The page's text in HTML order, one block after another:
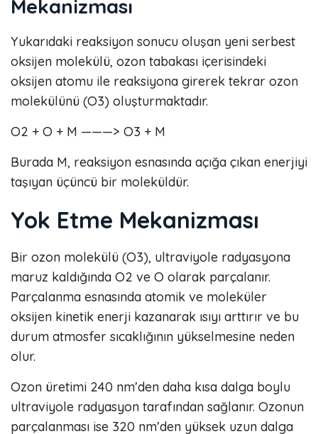
Mekanizması
Yukarıdaki reaksiyon sonucu oluşan yeni serbest
oksijen molekülü, ozon tabakası içerisindeki
oksijen atomu ile reaksiyona girerek tekrar ozon
molekülünü (O3) oluşturmaktadır.
O2 + O + M ———> O3 + M
Burada M, reaksiyon esnasında açığa çıkan enerjiyi
taşıyan üçüncü bir moleküldür.
Yok Etme Mekanizması
Bir ozon molekülü (O3), ultraviyole radyasyona
maruz kaldığında O2 ve O olarak parçalanır.
Parçalanma esnasında atomik ve moleküler
oksijen kinetik enerji kazanarak ısıyı arttırır ve bu
durum atmosfer sıcaklığının yükselmesine neden
olur.
Ozon üretimi 240 nm’den daha kısa dalga boylu
ultraviyole radyasyon tarafından sağlanır. Ozonun
parçalanması ise 320 nm’den yüksek uzun dalga